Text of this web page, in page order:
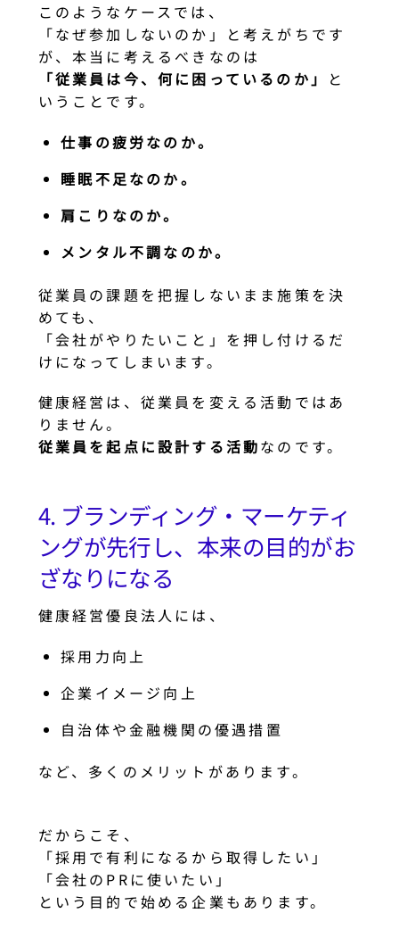
このようなケースでは、
「なぜ参加しないのか」と考えがちです
が、本当に考えるべきなのは
「従業員は今、何に困っているのか」
と
いうことです。
仕事の疲労なのか。
睡眠不足なのか。
肩こりなのか。
メンタル不調なのか。
従業員の課題を把握しないまま施策を決
めても、
「会社がやりたいこと」を押し付けるだ
けになってしまいます。
健康経営は、従業員を変える活動ではあ
りません。
従業員を起点に設計する活動なのです。
4. ブランディング・マーケティ
ングが先行し、本来の目的がお
ざなりになる
健康経営優良法人には、
採用力向上
企業イメージ向上
自治体や金融機関の優遇措置
など、多くのメリットがあります。
だからこそ、
「採用で有利になるから取得したい」
「会社のPRに使いたい」
という目的で始める企業もあります。